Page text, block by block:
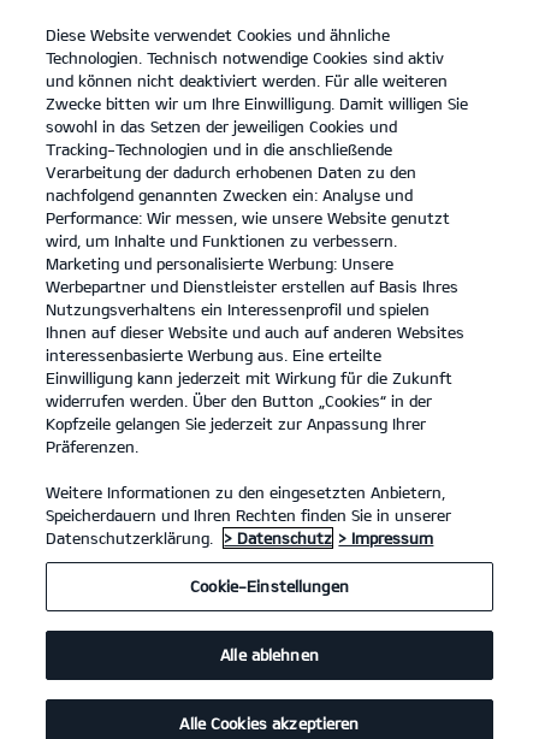
open
menu
KONTAKT
KIA ZUBEHÖR
KIA ZUBEHÖR
KIA ORIGINALZUBEHÖR – DAMIT DEIN AUTO ZU DIR
PASST.
Du brauchst eine Anhängerkupplung, willst das Interieur
persönlicher gestalten, Fahrräder transportieren oder einen sicheren
Auto perfekt auf deinen Alltag ab. Dabei kannst du dich immer auf
makellose Qualität und Passgenauigkeit verlassen. Dein Kia Händler
berät dich gerne!
Diese Website verwendet Cookies und ähnliche
Technologien. Technisch notwendige Cookies sind aktiv
und können nicht deaktiviert werden. Für alle weiteren
Zwecke bitten wir um Ihre Einwilligung. Damit willigen Sie
sowohl in das Setzen der jeweiligen Cookies und
Tracking-Technologien und in die anschließende
Verarbeitung der dadurch erhobenen Daten zu den
nachfolgend genannten Zwecken ein: Analyse und
Performance: Wir messen, wie unsere Website genutzt
wird, um Inhalte und Funktionen zu verbessern.
Marketing und personalisierte Werbung: Unsere
Werbepartner und Dienstleister erstellen auf Basis Ihres
Nutzungsverhaltens ein Interessenprofil und spielen
Ihnen auf dieser Website und auch auf anderen Websites
interessenbasierte Werbung aus. Eine erteilte
Einwilligung kann jederzeit mit Wirkung für die Zukunft
widerrufen werden. Über den Button „Cookies“ in der
Kopfzeile gelangen Sie jederzeit zur Anpassung Ihrer
Präferenzen.
Weitere Informationen zu den eingesetzten Anbietern,
Speicherdauern und Ihren Rechten finden Sie in unserer
Datenschutzerklärung.
> Datenschutz > Impressum
Cookie-Einstellungen
Alle ablehnen
Alle Cookies akzeptieren